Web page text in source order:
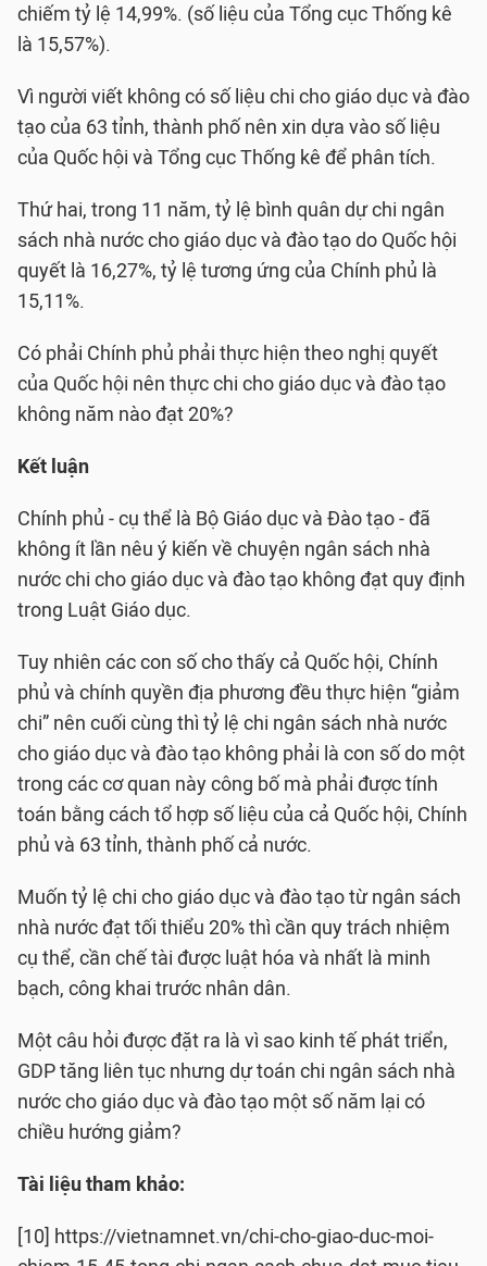
chiếm tỷ lệ 14,99%. (số liệu của Tổng cục Thống kê
là 15,57%).
Vì người viết không có số liệu chi cho giáo dục và đào
tạo của 63 tỉnh, thành phố nên xin dựa vào số liệu
của Quốc hội và Tổng cục Thống kê để phân tích.
Thứ hai, trong 11 năm, tỷ lệ bình quân dự chi ngân
sách nhà nước cho giáo dục và đào tạo do Quốc hội
quyết là 16,27%, tỷ lệ tương ứng của Chính phủ là
15,11%.
Có phải Chính phủ phải thực hiện theo nghị quyết
của Quốc hội nên thực chi cho giáo dục và đào tạo
không năm nào đạt 20%?
Kết luận
Chính phủ - cụ thể là Bộ Giáo dục và Đào tạo - đã
không ít lần nêu ý kiến về chuyện ngân sách nhà
nước chi cho giáo dục và đào tạo không đạt quy định
trong Luật Giáo dục.
Tuy nhiên các con số cho thấy cả Quốc hội, Chính
phủ và chính quyền địa phương đều thực hiện “giảm
chi” nên cuối cùng thì tỷ lệ chi ngân sách nhà nước
cho giáo dục và đào tạo không phải là con số do một
trong các cơ quan này công bố mà phải được tính
toán bằng cách tổ hợp số liệu của cả Quốc hội, Chính
phủ và 63 tỉnh, thành phố cả nước.
Muốn tỷ lệ chi cho giáo dục và đào tạo từ ngân sách
nhà nước đạt tối thiểu 20% thì cần quy trách nhiệm
cụ thể, cần chế tài được luật hóa và nhất là minh
bạch, công khai trước nhân dân.
Một câu hỏi được đặt ra là vì sao kinh tế phát triển,
GDP tăng liên tục nhưng dự toán chi ngân sách nhà
nước cho giáo dục và đào tạo một số năm lại có
chiều hướng giảm?
Tài liệu tham khảo:
[10] https://vietnamnet.vn/chi-cho-giao-duc-moi-